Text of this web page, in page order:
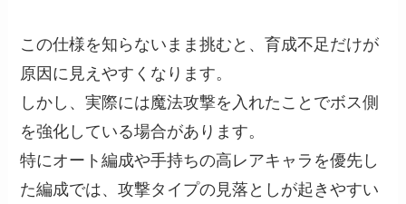
この仕様を知らないまま挑むと、育成不足だけが
原因に見えやすくなります。
しかし、実際には魔法攻撃を入れたことでボス側
を強化している場合があります。
特にオート編成や手持ちの高レアキャラを優先し
た編成では、攻撃タイプの見落としが起きやすい